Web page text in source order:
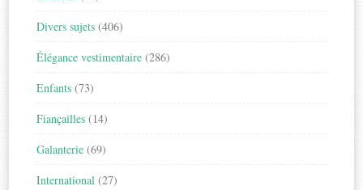
Divers sujets (406)
Élégance vestimentaire (286)
Enfants (73)
Fiançailles (14)
Galanterie (69)
International (27)